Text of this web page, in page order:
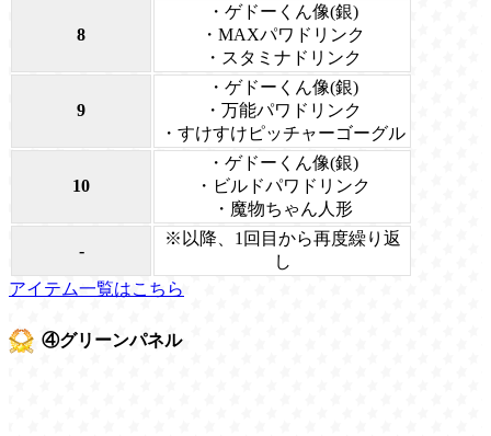
8
・ゲドーくん像(銀)
・MAXパワドリンク
・スタミナドリンク
9
・ゲドーくん像(銀)
・万能パワドリンク
・すけすけピッチャーゴーグル
10
・ゲドーくん像(銀)
・ビルドパワドリンク
・魔物ちゃん人形
-
※以降、1回目から再度繰り返
し
アイテム一覧はこちら
④グリーンパネル